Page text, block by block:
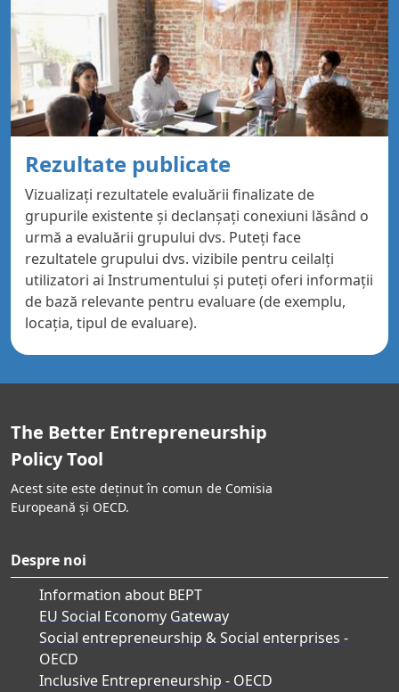
Rezultate publicate
Vizualizați rezultatele evaluării finalizate de
grupurile existente și declanșați conexiuni lăsând o
urmă a evaluării grupului dvs. Puteți face
rezultatele grupului dvs. vizibile pentru ceilalți
utilizatori ai Instrumentului și puteți oferi informații
de bază relevante pentru evaluare (de exemplu,
locația, tipul de evaluare).
The Better Entrepreneurship
Policy Tool
Acest site este deținut în comun de Comisia
Europeană și OECD.
Despre noi
Information about BEPT
EU Social Economy Gateway
Social entrepreneurship & Social enterprises -
OECD
Inclusive Entrepreneurship - OECD